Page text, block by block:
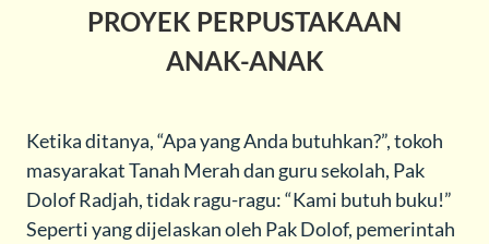
PROYEK PERPUSTAKAAN
ANAK-ANAK
Ketika ditanya, “Apa yang Anda butuhkan?”, tokoh
masyarakat Tanah Merah dan guru sekolah, Pak
Dolof Radjah, tidak ragu-ragu: “Kami butuh buku!”
Seperti yang dijelaskan oleh Pak Dolof, pemerintah